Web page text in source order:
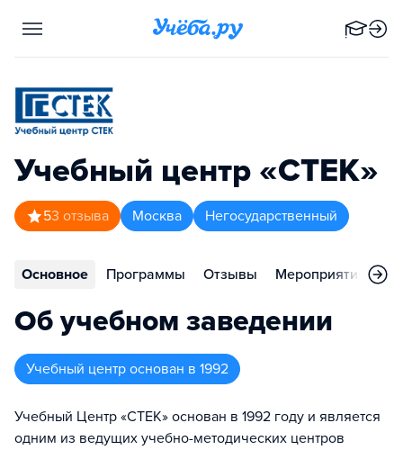
Учебный центр «СТЕК»
53 отзыва Москва Негосударственный
Основное Программы Отзывы Мероприятия
Об учебном заведении
Учебный центр основан в 1992
Учебный Центр «СТЕК» основан в 1992 году и является
одним из ведущих учебно-методических центров